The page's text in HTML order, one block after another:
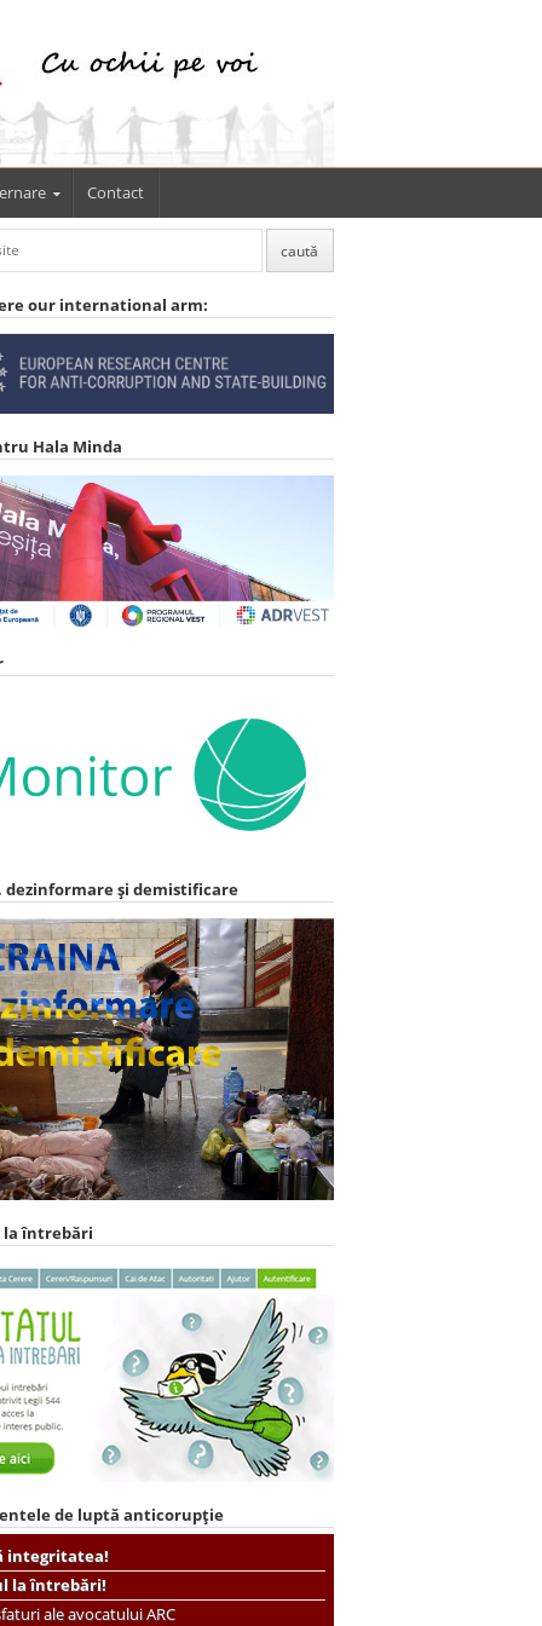
Contact
our international arm:
Hala Minda
dezinformare și demistificare
la întrebări
de luptă anticorupție
integritatea!
la întrebări!
ale avocatului ARC